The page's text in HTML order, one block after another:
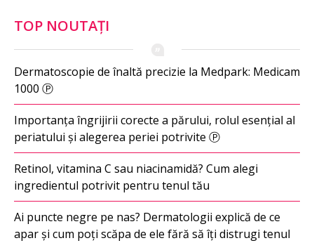
TOP NOUTAȚI
Dermatoscopie de înaltă precizie la Medpark: Medicam
1000 Ⓟ
Importanța îngrijirii corecte a părului, rolul esențial al
periatului și alegerea periei potrivite Ⓟ
Retinol, vitamina C sau niacinamidă? Cum alegi
ingredientul potrivit pentru tenul tău
Ai puncte negre pe nas? Dermatologii explică de ce
apar și cum poți scăpa de ele fără să îți distrugi tenul